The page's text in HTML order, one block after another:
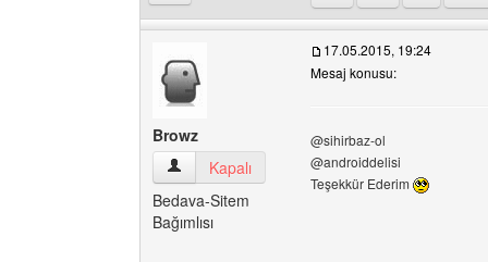
Browz
Browz Kullanıcının profilini görüntüle
Kapalı
Bedava-Sitem
Bağımlısı
17.05.2015, 19:24
Mesaj konusu:
@sihirbaz-ol
@androiddelisi
Teşekkür Ederim